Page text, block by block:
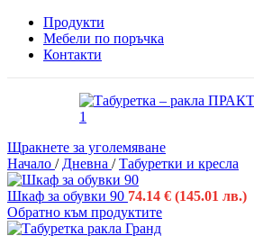
Продукти
Мебели по поръчка
Контакти
Щракнете за уголемяване
Начало / Дневна / Табуретки и кресла
Шкаф за обувки 90 74.14 € (145.01 лв.)
Обратно към продуктите